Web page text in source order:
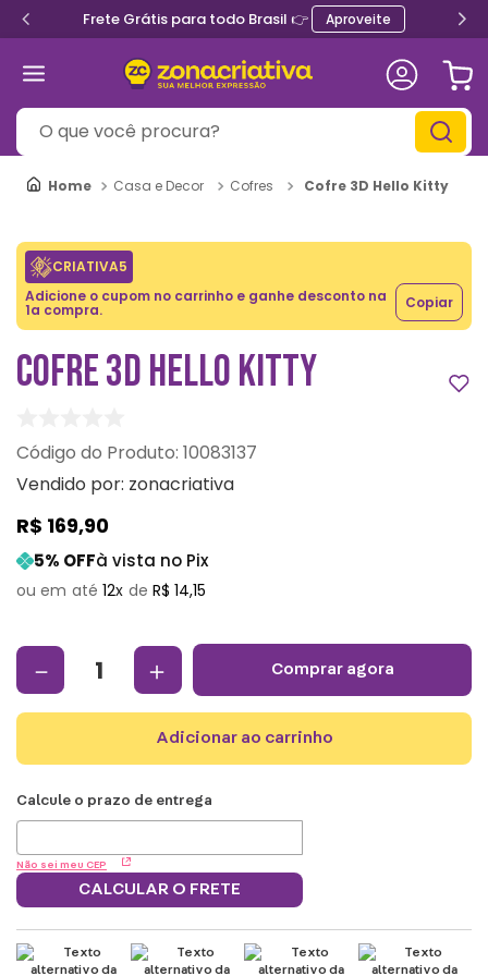
Frete Grátis para todo Brasil 👉 Aproveite
O que você procura?
Casa e Decor Cofres Cofre 3D Hello Kitty
CRIATIVA5
Adicione o cupom no carrinho e ganhe desconto na
1a compra. Copiar
COFRE 3D HELLO KITTY
: 10083137
Vendido por: zonacriativa
R$ 169,90
5% OFFà vista no Pix
12 R$ 14,15
＋
－ comprar agora
adicionar ao carrinho
Não sei meu CEP
CALCULAR O FRETE